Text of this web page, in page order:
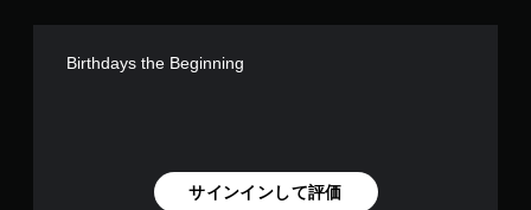
Birthdays the Beginning
サインインして評価